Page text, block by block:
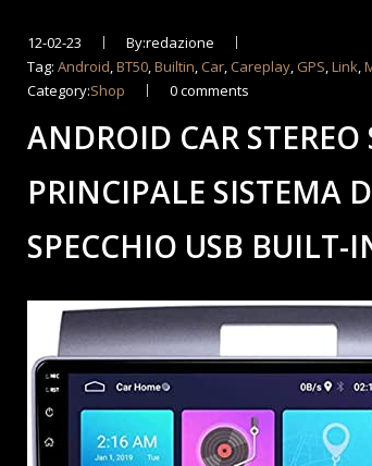
12-02-23
By:redazione
Tag:Android ,BT50 ,Builtin Car Careplay GPS ,Link ,
Category:Shop 0 comments
ANDROID CAR
PRINCIPALE SISTEMA
SPECCHIO USB BUILT-